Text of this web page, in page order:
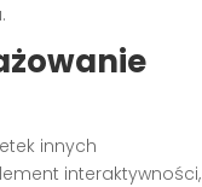
innych
interaktywności,